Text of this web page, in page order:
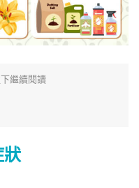
繼續閱讀
狀